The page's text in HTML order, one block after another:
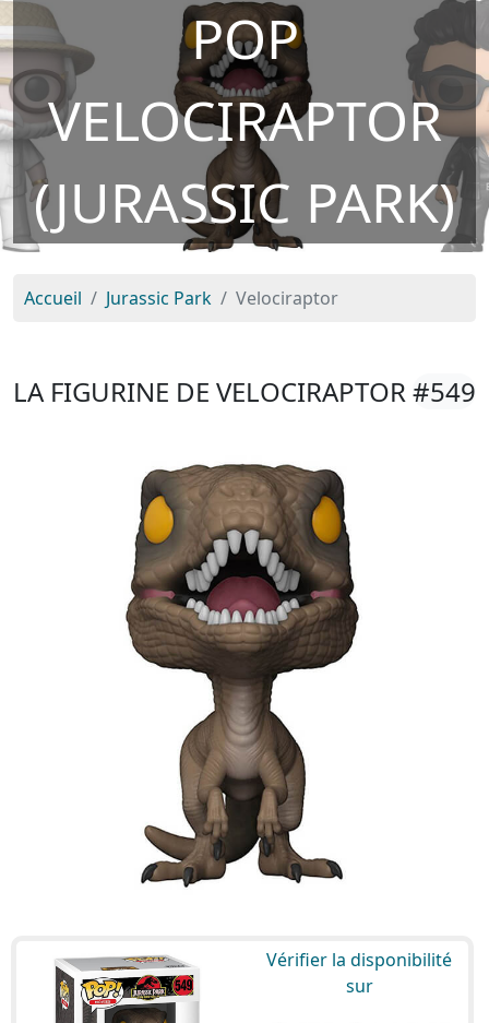
POP
VELOCIRAPTOR
(JURASSIC PARK)
Accueil Jurassic Park Velociraptor
LA FIGURINE DE VELOCIRAPTOR#549
Vérifier la disponibilité
sur